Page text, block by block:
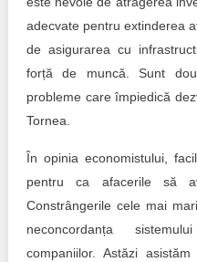
adecvate pentru extinderea
de asigurarea cu
forță de muncă. Sunt
probleme care împiedică
Tornea.
În opinia economistului,
pentru ca afacerile să
Constrângerile cele mai
neconcordanța
companiilor. Astăzi